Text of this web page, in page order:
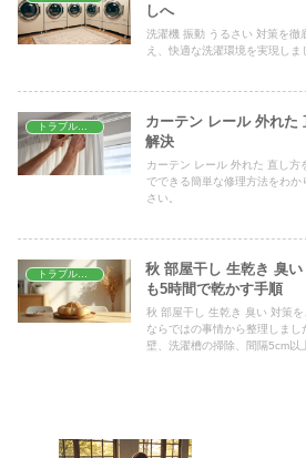
しへ
洗濯機 振動 うるさい 対策を徹
え、快適な洗濯環境を実現しま
カーテン レール 外れた
解決
カーテン レール 外れた 直し方
でできる簡単な修理方法をわ
さい。
秋 部屋干し 生乾き 臭
も5時間で乾かす手順
秋 部屋干し 生乾き 臭い 対策
ならではの事情から整理しま
壁、洗濯槽の掃除、間隔5cm以